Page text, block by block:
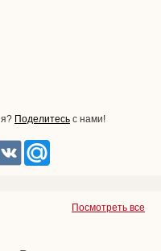
Поделитесь с нами!
Посмотреть все